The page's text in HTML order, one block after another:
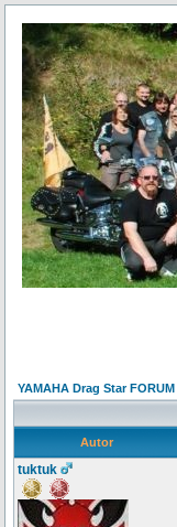
YAMAHA Drag Star FORUM
Autor
tuktuk